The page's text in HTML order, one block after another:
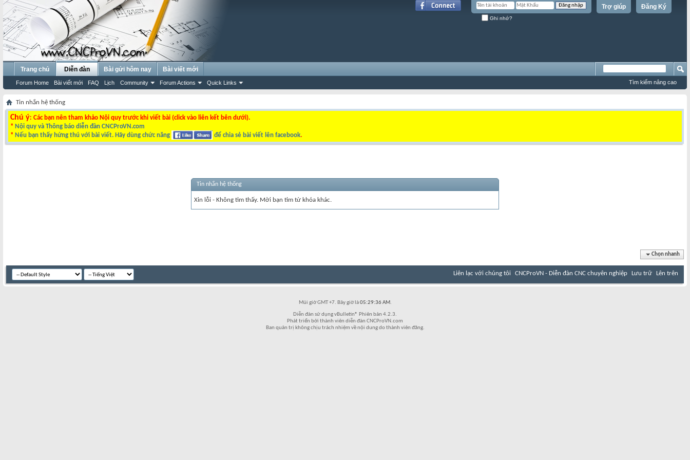
Đăng Ký
Trợ giúp
Ghi nhớ?
Trang chủ Diễn đàn
Forum Home Bài viết mới FAQ Lịch Community Forum Actions Quick Links
Bài gửi hôm nay Bài viết mới
Tìm kiếm nâng cao
Tin nhắn hệ thống
Chú ý: Các bạn nên tham khảo Nội quy trước khi viết bài (click vào liên kết bên dưới).
* Nội quy và Thông báo diễn đàn CNCProVN.com
* Nếu bạn thấy hứng thú với bài viết. Hãy dùng chức năng để chia sẻ bài viết lên facebook.
Tin nhắn hệ thống
Xin lỗi - Không tìm thấy. Mời bạn tìm từ khóa khác.
Chọn nhanh
Liên lạc với chúng tôi CNCProVN - Diễn đàn CNC chuyên nghiệp Lưu trữ Lên trên
Múi giờ GMT +7. Bây giờ là05:29:36 AM.
Diễn đàn sử dụng vBulletin® Phiên bản 4.2.3.
Phát triển bởi thành viên diễn đàn CNCProVN.com
Ban quản trị không chịu trách nhiệm về nội dung do thành viên đăng.